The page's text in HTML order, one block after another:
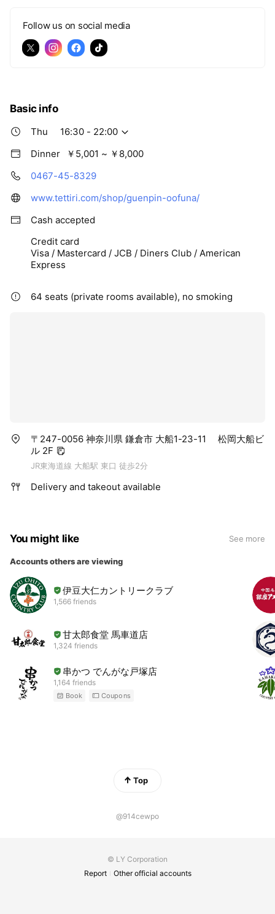
Follow us on social media
Basic info
Thu
16:30 - 22:00
Dinner
￥5,001 ~ ￥8,000
0467-45-8329
www.tettiri.com/shop/guenpin-oofuna/
Cash accepted
Credit card
Visa / Mastercard / JCB / Diners Club / American
Express
64 seats (private rooms available), no smoking
〒247-0056 神奈川県 鎌倉市 大船1-23-11 松岡大船ビ
ル 2F
JR東海道線 大船駅 東口 徒歩2分
Delivery and takeout available
You might like See more
Accounts others are viewing
伊豆大仁カントリークラブ
1,566 friends
甘太郎食堂 馬車道店
1,324 friends
串かつ でんがな戸塚店
1,164 friends
Book Coupons
Top
@914cewpo
© LY Corporation
Report
Other official accounts